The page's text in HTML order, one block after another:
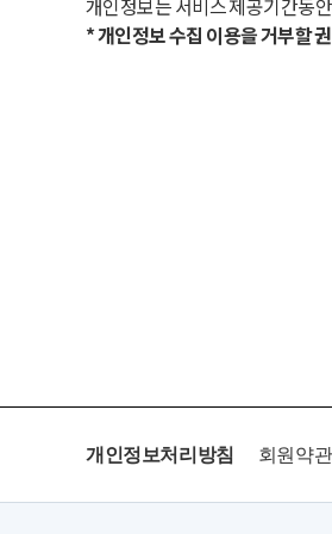
* 개인정보 수집 이용을 거부할
개인정보처리방침 회원약관